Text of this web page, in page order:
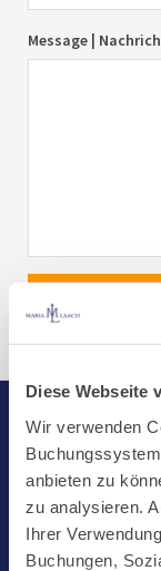
Diese Webseite
Wir verwenden
anbieten zu
zu analysieren.
Ihrer
Buchungen,
Message |
Start
Aktuelles
Kloster
Klosterbetriebe